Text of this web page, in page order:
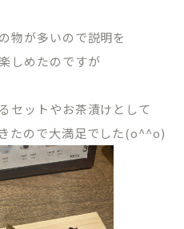
物が多いので説明を
しめたのですが
セットやお茶漬けとして
たので大満足でした(o^^o)